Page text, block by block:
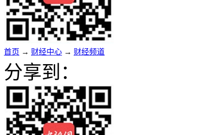
首页 → 财经中心 → 财经频道
分享到：